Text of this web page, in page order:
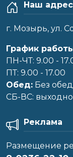
Наш адрес
г. Мозырь, ул.
График
ПН-ЧТ: 9.00 -
ПТ: 9.00 - 17.00
Обед: Без
CБ-ВС:
Реклама
Размещение